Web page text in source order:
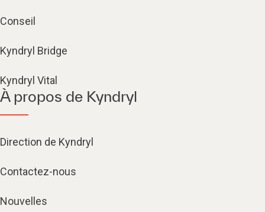
Conseil
Kyndryl Bridge
Kyndryl Vital
À propos de Kyndryl
Direction de Kyndryl
Contactez-nous
Nouvelles